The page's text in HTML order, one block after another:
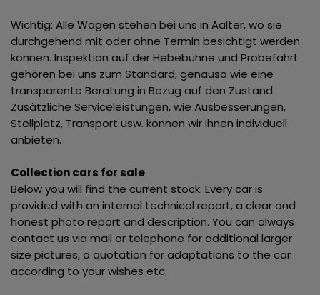
Wichtig: Alle Wagen stehen bei uns in Aalter, wo sie
durchgehend mit oder ohne Termin besichtigt werden
können. Inspektion auf der Hebebühne und Probefahrt
gehören bei uns zum Standard, genauso wie eine
transparente Beratung in Bezug auf den Zustand.
Zusätzliche Serviceleistungen, wie Ausbesserungen,
Stellplatz, Transport usw. können wir Ihnen individuell
anbieten.
Collection cars for sale
Below you will find the current stock. Every car is
provided with an internal technical report, a clear and
honest photo report and description. You can always
contact us via mail or telephone for additional larger
size pictures, a quotation for adaptations to the car
according to your wishes etc.